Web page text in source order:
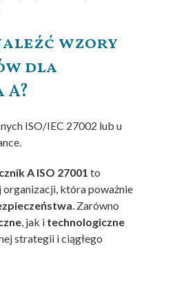
wzory
dla
ISO/IEC 27002 lub u
A ISO 27001 to
która poważnie
. Zarówno
, jak i technologiczne
strategii i ciągłego